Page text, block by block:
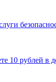
10 рублей в